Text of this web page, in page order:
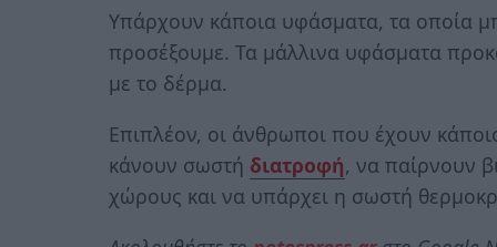
Υπάρχουν κάποια υφάσματα, τα οποία
προσέξουμε. Τα μάλλινα υφάσματα
με το δέρμα.
Επιπλέον, οι άνθρωποι που έχουν
κάνουν σωστή διατροφή, να παίρνουν
χώρους και να υπάρχει η σωστή